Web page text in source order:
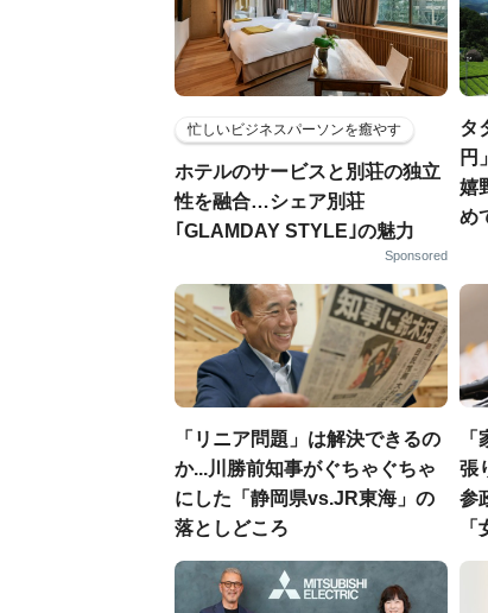
忙しいビジネスパーソンを癒やす
ホテルのサービスと別荘の独立
性を融合…シェア別荘
｢GLAMDAY STYLE｣の魅力
Sponsored
タ
円
嬉
め
「リニア問題」は解決できるの
か...川勝前知事がぐちゃぐちゃ
にした「静岡県vs.JR東海」の
落としどころ
張
参